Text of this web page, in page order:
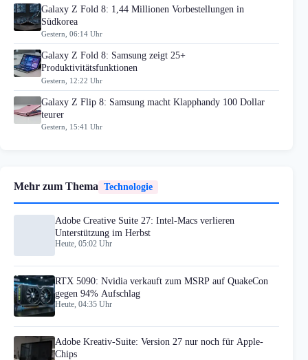
Galaxy Z Fold 8: 1,44 Millionen Vorbestellungen in
Südkorea
Gestern, 06:14 Uhr
Galaxy Z Fold 8: Samsung zeigt 25+
Produktivitätsfunktionen
Gestern, 12:22 Uhr
Galaxy Z Flip 8: Samsung macht Klapphandy 100 Dollar
teurer
Gestern, 15:41 Uhr
Mehr zum Thema Technologie
Adobe Creative Suite 27: Intel-Macs verlieren
Unterstützung im Herbst
Heute, 05:02 Uhr
RTX 5090: Nvidia verkauft zum MSRP auf QuakeCon
gegen 94% Aufschlag
Heute, 04:35 Uhr
Adobe Kreativ-Suite: Version 27 nur noch für Apple-
Chips